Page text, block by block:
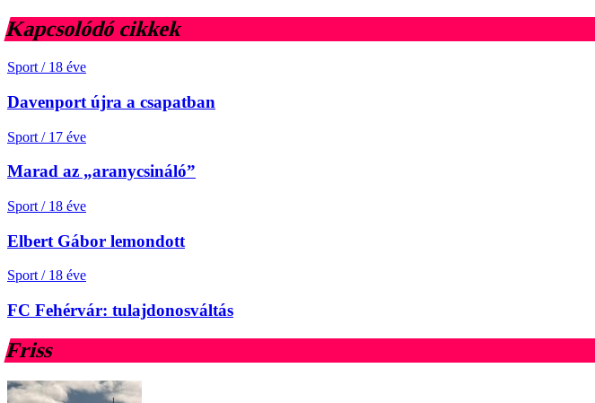
Kapcsolódó cikkek
Sport / 18 éve
Davenport újra a csapatban
Sport / 17 éve
Marad az „aranycsináló”
Sport / 18 éve
Elbert Gábor lemondott
Sport / 18 éve
FC Fehérvár: tulajdonosváltás
Friss